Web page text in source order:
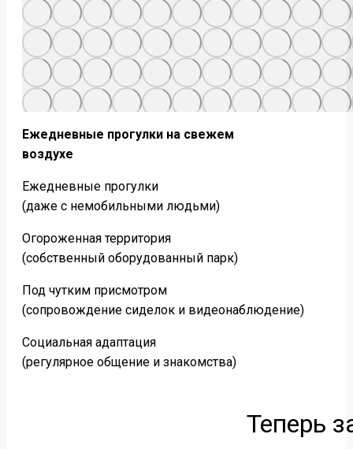
Ежедневные прогулки на свежем
воздухе
Ежедневные прогулки
(даже с немобильными людьми)
Огороженная территория
(собственный оборудованный парк)
Под чутким присмотром
(сопровождение сиделок и видеонаблюдение)
Социальная адаптация
(регулярное общение и знакомства)
Теперь